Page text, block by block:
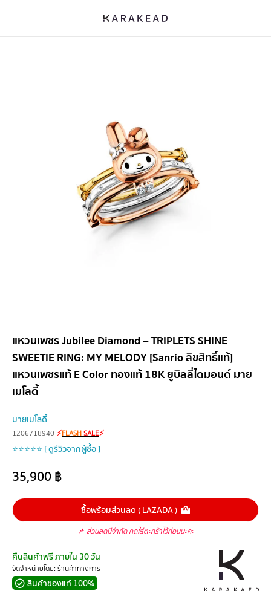
แหวนเพชร Jubilee Diamond – TRIPLETS SHINE
SWEETIE RING: MY MELODY [Sanrio ลิขสิทธิ์แท้]
แหวนเพชรแท้ E Color ทองแท้ 18K ยูบิลลี่ไดมอนด์ มาย
เมโลดี้
มายเมโลดี้
1206718940 ⚡FLASHSALE⚡
⭐⭐⭐⭐⭐ [ ดูรีวิวจากผู้ซื้อ ]
35,900฿
ซื้อพร้อมส่วนลด ( LAZADA )
📌 ส่วนลดมีจำกัด กดใส่ตะกร้าไว้ก่อนนะคะ
คืนสินค้าฟรี ภายใน 30 วัน
จัดจำหน่ายโดย: ร้านค้าทางการ
สินค้าของแท้ 100%